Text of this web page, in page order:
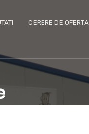
CERERE DE OFERTA